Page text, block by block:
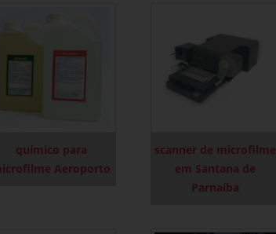
químico para
Aeroporto
scanner de microfilme
em Santana de
Parnaíba